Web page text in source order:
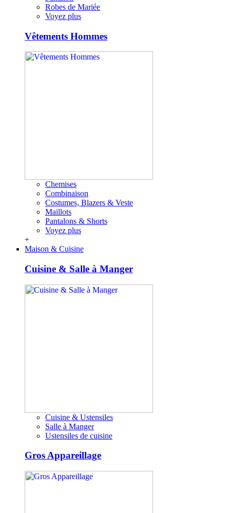
Robes de Mariée
Voyez plus
Vêtements Hommes
Chemises
Combinaison
Costumes, Blazers & Veste
Maillots
Pantalons & Shorts
Voyez plus
+
Maison & Cuisine
Cuisine & Salle à Manger
Cuisine & Ustensiles
Salle à Manger
Ustensiles de cuisine
Gros Appareillage